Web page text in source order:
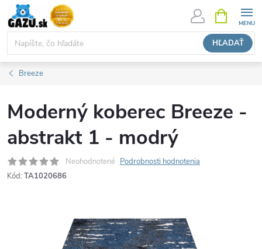
Prejsť
na
obsah
HĽADAŤ
KOŠÍK
Breeze
Moderný koberec Breeze -
abstrakt 1 - modrý
Neohodnotené Podrobnosti hodnotenia
Kód: TA1020686